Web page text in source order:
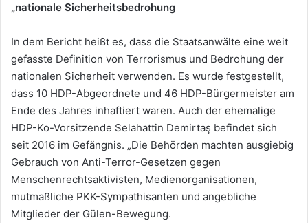
„nationale Sicherheitsbedrohung
In dem Bericht heißt es, dass die Staatsanwälte eine weit
gefasste Definition von Terrorismus und Bedrohung der
nationalen Sicherheit verwenden. Es wurde festgestellt,
dass 10 HDP-Abgeordnete und 46 HDP-Bürgermeister am
Ende des Jahres inhaftiert waren. Auch der ehemalige
HDP-Ko-Vorsitzende Selahattin Demirtaş befindet sich
seit 2016 im Gefängnis. „Die Behörden machten ausgiebig
Gebrauch von Anti-Terror-Gesetzen gegen
Menschenrechtsaktivisten, Medienorganisationen,
mutmaßliche PKK-Sympathisanten und angebliche
Mitglieder der Gülen-Bewegung.